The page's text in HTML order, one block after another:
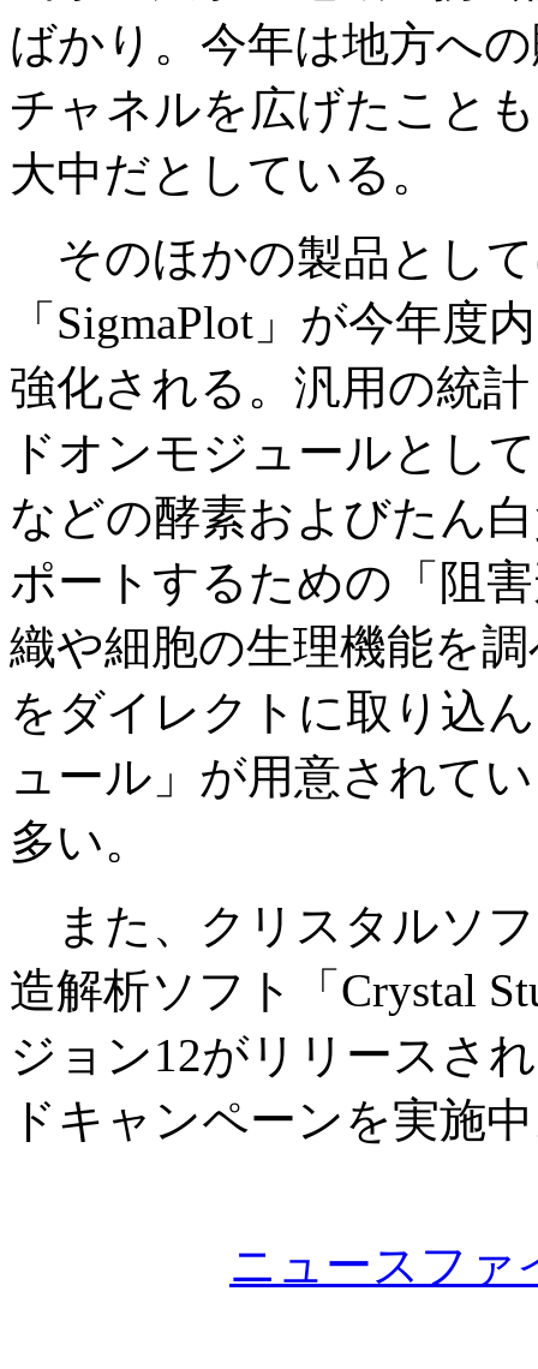
ばかり。今年は地方へ
チャネルを広げたこと
大中だとしている。
そのほかの製品とし
「SigmaPlot」が今年度
強化される。汎用の統
ドオンモジュールとし
などの酵素およびたん
ポートするための「阻
織や細胞の生理機能を
をダイレクトに取り込
ュール」が用意されて
多い。
また、クリスタルソ
造解析ソフト「Crystal
ジョン12がリリースさ
ドキャンペーンを実施
ニュースファ